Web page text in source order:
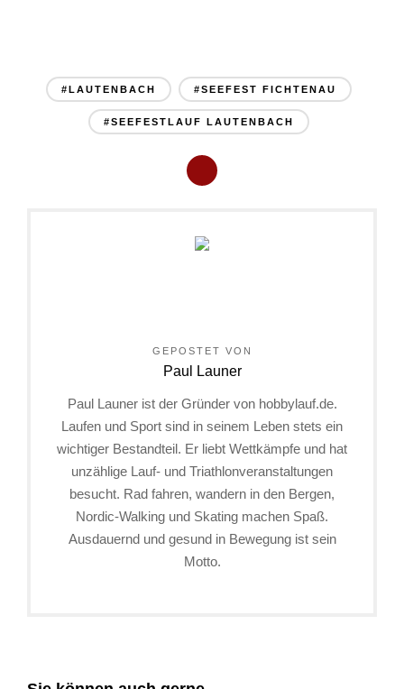
#LAUTENBACH #SEEFEST FICHTENAU
#SEEFESTLAUF LAUTENBACH
GEPOSTET VON
Paul Launer
Paul Launer ist der Gründer von hobbylauf.de.
Laufen und Sport sind in seinem Leben stets ein
wichtiger Bestandteil. Er liebt Wettkämpfe und hat
unzählige Lauf- und Triathlonveranstaltungen
besucht. Rad fahren, wandern in den Bergen,
Nordic-Walking und Skating machen Spaß.
Ausdauernd und gesund in Bewegung ist sein
Motto.